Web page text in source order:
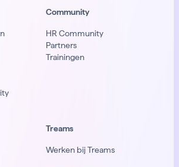
Community
HR Community
Partners
Trainingen
Treams
Werken bij Treams